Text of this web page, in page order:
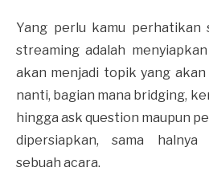
Yang perlu kamu perhatikan
streaming adalah
akan menjadi topik yang
nanti, bagian mana bridging,
hingga ask question maupun
dipersiapkan, sama halnya
sebuah acara.